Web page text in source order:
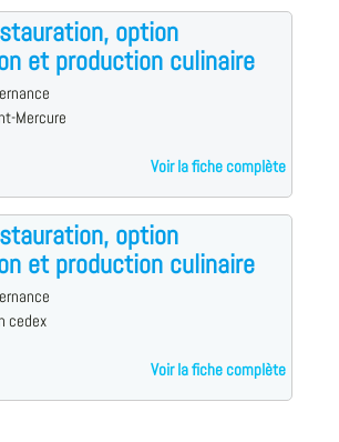
option
et production culinaire
Mercure
Voir la fiche complète
option
et production culinaire
cedex
Voir la fiche complète